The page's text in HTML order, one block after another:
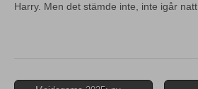
Harry. Men det stämde inte, inte igår natt.